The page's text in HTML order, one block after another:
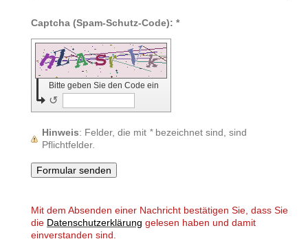
Captcha (Spam-Schutz-Code): *
Bitte geben Sie den Code ein
↺
Hinweis : Felder, die mit *bezeichnet sind, sind
Pflichtfelder.
Mit dem Absenden einer Nachricht bestätigen Sie, dass Sie
die Datenschutzerklärung gelesen haben und damit
einverstanden sind.